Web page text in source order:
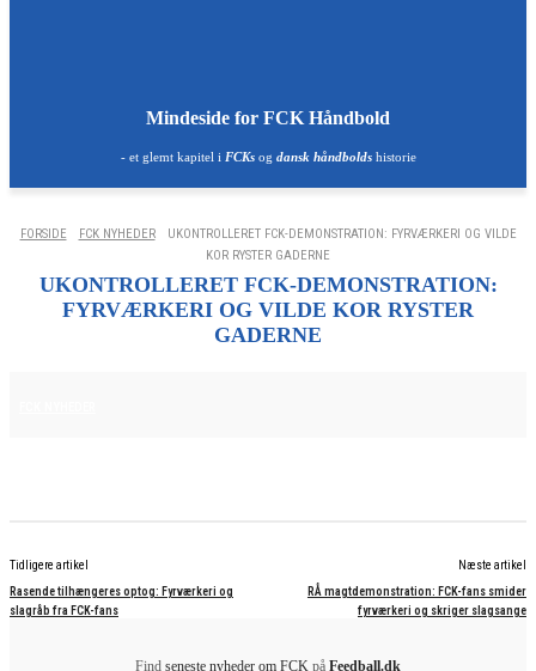
Mindeside for FCK Håndbold
- et glemt kapitel i FCKsog dansk håndboldshistorie
FORSIDE FCK NYHEDER
UKONTROLLERET FCK-DEMONSTRATION: FYRVÆRKERI OG VILDE
KOR RYSTER GADERNE
UKONTROLLERET FCK-DEMONSTRATION:
FYRVÆRKERI OG VILDE KOR RYSTER
GADERNE
Tidligere artikel
Rasende tilhængeres optog: Fyrværkeri og
slagråb fra FCK-fans
Næste artikel
RÅ magtdemonstration: FCK-fans smider
fyrværkeri og skriger slagsange
Find seneste nyheder om FCK på Feedball.dk